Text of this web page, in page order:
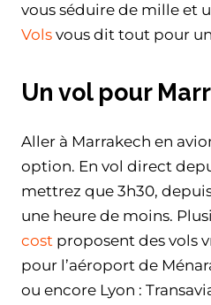
vous séduire de mille et
Vols vous dit tout pour
Un vol pour
Aller à Marrakech en
option. En vol direct
mettrez que 3h30,
une heure de moins.
cost proposent des vols
pour l’aéroport de
ou encore Lyon :